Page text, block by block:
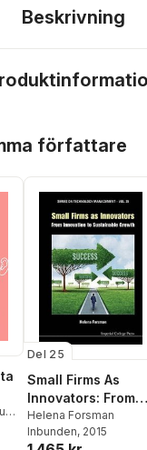
Beskrivning
författare
Del 25
Small Firms As
Innovators: From
Innovation To
Sustainable
Helena Forsman
Inbunden, 2015